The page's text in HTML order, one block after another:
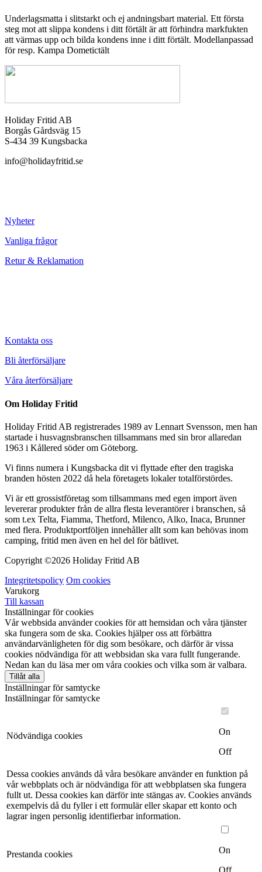
Underlagsmatta i slitstarkt och ej andningsbart material. Ett första
steg mot att slippa kondens i ditt förtält är att förhindra markfukten
att värmas upp och bilda kondens inne i ditt förtält. Modellanpassad
för resp. Kampa Dometictält
Holiday Fritid AB
Borgås Gårdsväg 15
S-434 39 Kungsbacka
info@holidayfritid.se
Nyheter
Vanliga frågor
Retur & Reklamation
Kontakta oss
Bli återförsäljare
Våra återförsäljare
Om Holiday Fritid
Holiday Fritid AB registrerades 1989 av Lennart Svensson, men han
startade i husvagnsbranschen tillsammans med sin bror allaredan
1963 i Kållered söder om Göteborg.
Vi finns numera i Kungsbacka dit vi flyttade efter den tragiska
branden hösten 2022 då hela företagets lokaler totalförstördes.
Vi är ett grossistföretag som tillsammans med egen import även
levererar produkter från de allra flesta leverantörer i branschen, så
som t.ex Telta, Fiamma, Thetford, Milenco, Alko, Inaca, Brunner
med flera. Produktportföljen innehåller allt som kan behövas inom
camping, fritid men även en hel del för båtlivet.
Copyright ©2026 Holiday Fritid AB
Integritetspolicy Om cookies
Varukorg
Till kassan
Inställningar för cookies
Vår webbsida använder cookies för att hemsidan och våra tjänster
ska fungera som de ska. Cookies hjälper oss att förbättra
användarvänligheten för dig som besökare, och därför är vissa
cookies nödvändiga för att webbsidan ska vara fullt fungerande.
Nedan kan du läsa mer om våra cookies och vilka som är valbara.
Tillåt alla
Inställningar för samtycke
Inställningar för samtycke
Nödvändiga cookies
On
Off
Dessa cookies används då våra besökare använder en funktion på
vår webbplats och är nödvändiga för att webbplatsen ska fungera
fullt ut. Dessa cookies kan därför inte stängas av. Cookies används
exempelvis då du fyller i ett formulär eller skapar ett konto och
lagrar ingen personlig identifierbar information.
Prestanda cookies
On
Off